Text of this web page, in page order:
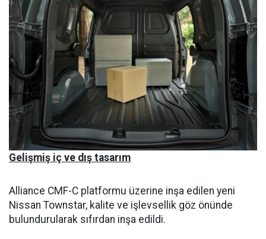
Gelişmiş iç ve dış tasarım
Alliance CMF-C platformu üzerine inşa edilen yeni
Nissan Townstar, kalite ve işlevsellik göz önünde
bulundurularak sıfırdan inşa edildi.